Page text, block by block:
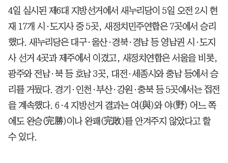
4일 실시된 제6대 지방선거에서 새누리당이 5일 오전 2시 현
재 17개 시·도지사 중 5곳, 새정치민주연합은 7곳에서 승리
했다. 새누리당은 대구·울산·경북·경남 등 영남권 시·도지
사 선거 4곳과 제주에서 이겼고, 새정치연합은 서울을 비롯,
광주와 전남·북 등 호남 3곳, 대전·세종시와 충남 등에서 승
리를 거뒀다. 경기·인천·부산·강원·충북 등 5곳에서는 접전
을 계속했다. 6·4 지방선거 결과는 여(與)와 야(野) 어느 쪽
에도 완승(完勝)이나 완패(完敗)를 안겨주지 않았다고 할
수 있다.